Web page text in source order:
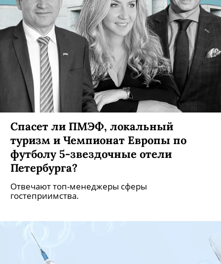
Спасет ли ПМЭФ, локальный
туризм и Чемпионат Европы по
футболу 5-звездочные отели
Петербурга?
Отвечают топ-менеджеры сферы
гостеприимства.